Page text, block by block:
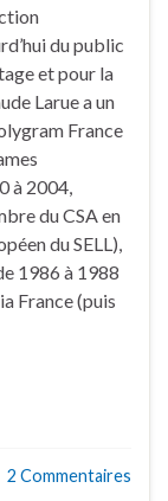
du public
et pour la
Larue a un
France
à 2004,
du CSA en
du SELL),
1986 à 1988
France (puis
2 Commentaires